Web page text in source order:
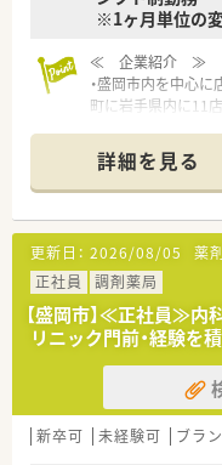
※1ヶ月単位の
≪ 企業紹介 ≫
・盛岡市内を中心に
町に岩手県内に11
代の方が在籍してい
・無理な異動や転
が整っています！
≪ 魅力ポイント
・休暇制度長期休
彰制度、産休・育休
長く活躍できるよ
て頂ける体制です◎
・人柄重視の採用！
りを経営者側が考
店舗展開も多くあ
環境で経験を積み
・メンター制度導入
詳細を見る
更新日： 2026/08/05 薬
正社員
調剤薬局
【盛岡市】≪正社員≫内
リニック門前・経験
新卒可 未経験可 ブラ